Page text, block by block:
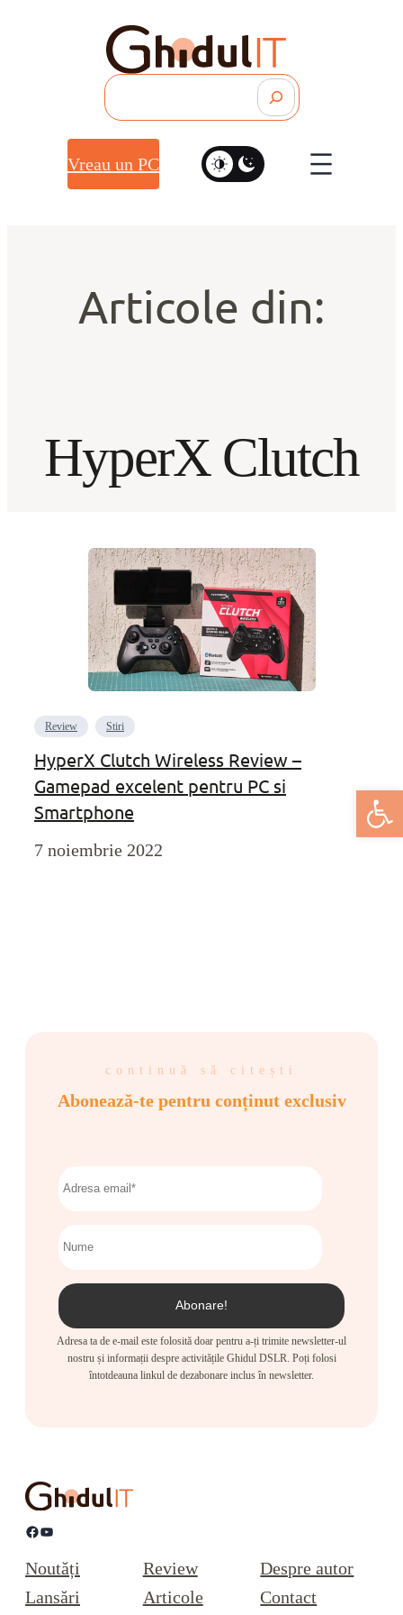
Deschide
Vreau un PC
Articole din:
HyperX Clutch
Review Stiri
HyperX Clutch Wireless Review –
Gamepad excelent pentru PC si
Smartphone
7 noiembrie 2022
continuă să citești
Abonează-te pentru conținut exclusiv
Adresa ta de e-mail este folosită doar pentru a-ți trimite newsletter-ul
nostru și informații despre activitățile Ghidul DSLR. Poți folosi
întotdeauna linkul de dezabonare inclus în newsletter.
Facebook YouTube
Noutăți
Lansări
Review
Articole
Despre autor
Contact